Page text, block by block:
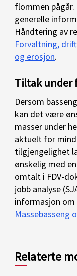
flommen
generelle
Håndtering av
Forvaltning,
og erosjon.
Tiltak under
Dersom
kan det være
masser under
aktuelt for
tilgjengelighet
ønskelig med
omtalt i FDV-
jobb analyse
informasjon om
Massebasseng
Relaterte